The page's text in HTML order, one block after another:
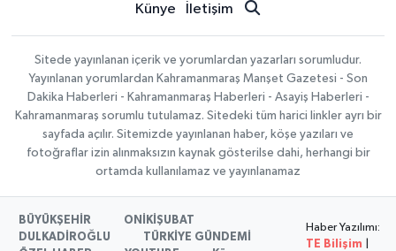
Künye
İletişim
Sitede yayınlanan içerik ve yorumlardan yazarları sorumludur.
Yayınlanan yorumlardan Kahramanmaraş Manşet Gazetesi - Son
Dakika Haberleri - Kahramanmaraş Haberleri - Asayiş Haberleri -
Kahramanmaraş sorumlu tutulamaz. Sitedeki tüm harici linkler ayrı bir
sayfada açılır. Sitemizde yayınlanan haber, köşe yazıları ve
fotoğraflar izin alınmaksızın kaynak gösterilse dahi, herhangi bir
ortamda kullanılamaz ve yayınlanamaz
BÜYÜKŞEHİR
ONİKİŞUBAT
DULKADİROĞLU
TÜRKİYE GÜNDEMİ
Haber Yazılımı:
TE Bilişim